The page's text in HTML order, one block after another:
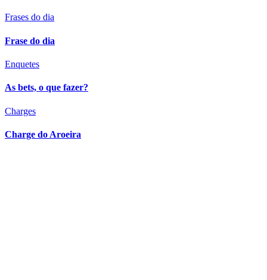
Frases do dia
Frase do dia
Enquetes
As bets, o que fazer?
Charges
Charge do Aroeira